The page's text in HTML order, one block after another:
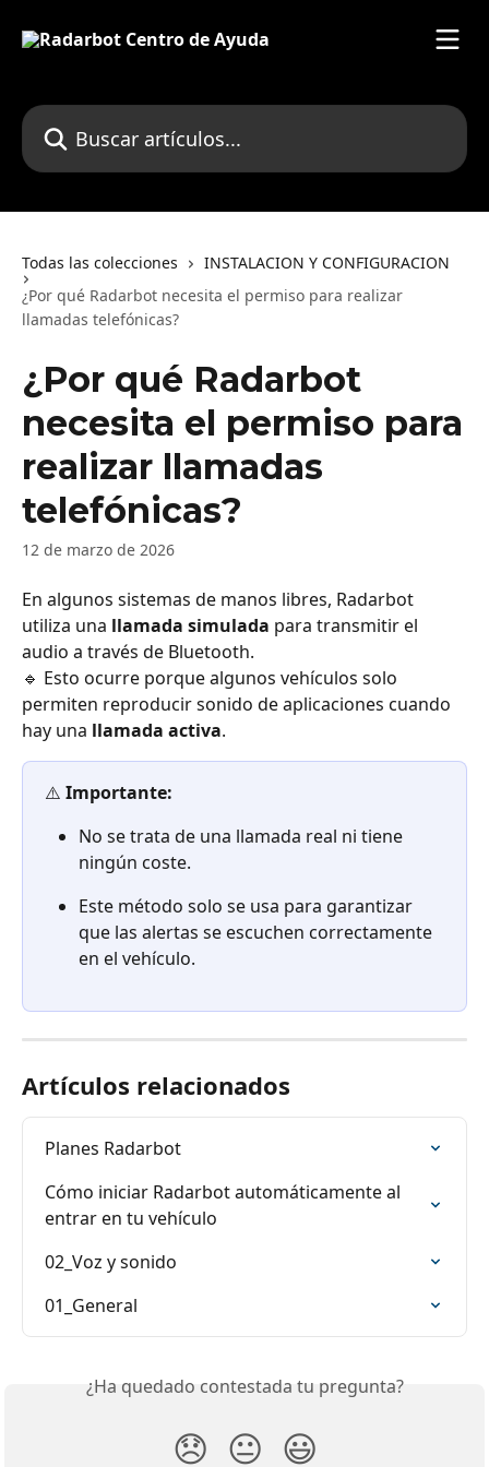
Buscar artículos...
Todas las colecciones
INSTALACION Y CONFIGURACION
¿Por qué Radarbot necesita el permiso para realizar
llamadas telefónicas?
¿Por qué Radarbot
necesita el permiso para
realizar llamadas
telefónicas?
12 de marzo de 2026
En algunos sistemas de manos libres, Radarbot
utiliza una llamada simulada para transmitir el
audio a través de Bluetooth.
🔹 Esto ocurre porque algunos vehículos solo
permiten reproducir sonido de aplicaciones cuando
hay una llamada activa.
⚠️ Importante:
No se trata de una llamada real ni tiene
ningún coste.
Este método solo se usa para garantizar
que las alertas se escuchen correctamente
en el vehículo.
Artículos relacionados
Planes Radarbot
Cómo iniciar Radarbot automáticamente al
entrar en tu vehículo
02_Voz y sonido
01_General
¿Ha quedado contestada tu pregunta?
😞 😐 😃